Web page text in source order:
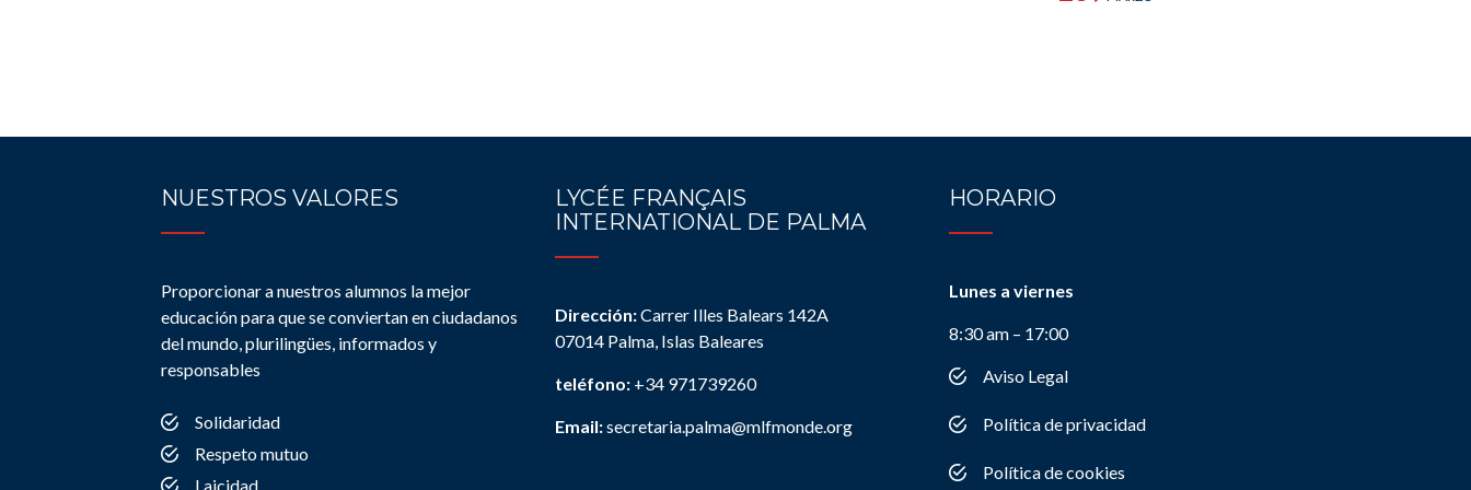
NUESTROS VALORES
Proporcionar a nuestros alumnos la mejor
educación para que se conviertan en ciudadanos
del mundo, plurilingües, informados y
responsables
Solidaridad
Respeto mutuo
Laicidad
LYCÉE FRANÇAIS
INTERNATIONAL DE PALMA
Dirección:Carrer Illes Balears 142A
07014 Palma, Islas Baleares
teléfono: +34 971739260
Email:secretaria.palma@mlfmonde.org
HORARIO
Lunes a viernes
8:30 am – 17:00
Aviso Legal
Política de privacidad
Política de cookies